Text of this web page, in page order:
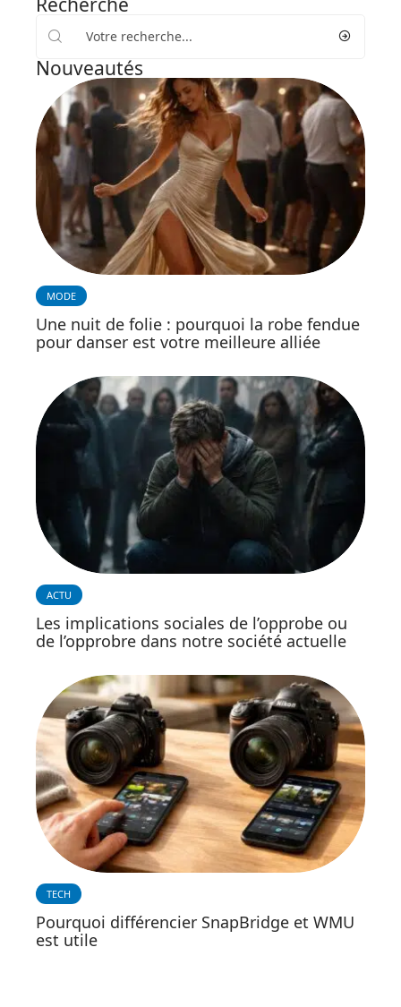
Nouveautés
MODE
Une nuit de folie : pourquoi la robe fendue
pour danser est votre meilleure alliée
ACTU
Les implications sociales de l’opprobe ou
de l’opprobre dans notre société actuelle
TECH
Pourquoi différencier SnapBridge et WMU
est utile